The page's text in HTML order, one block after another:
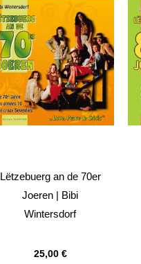
Lëtzebuerg an de 70er
Joeren | Bibi
Wintersdorf
25,00 €